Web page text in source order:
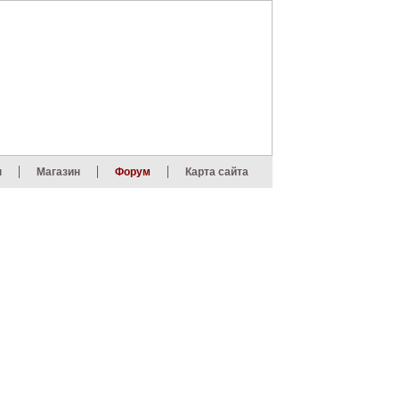
Магазин Форум Карта сайта